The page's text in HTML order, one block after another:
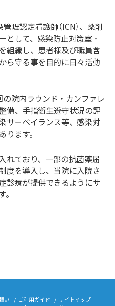
理認定看護師（ICN）、薬剤
として、感染防止対策室・
組織し、患者様及び職員含
ら守る事を目的に日々活動
院内ラウンド・カンファレ
備、手指衛生遵守状況の評
サーベイランス等、感染対
ます。
れており、一部の抗菌薬届
度を導入し、当院に入院さ
診療が提供できるようにサ
い ご利用ガイド
サイトマップ